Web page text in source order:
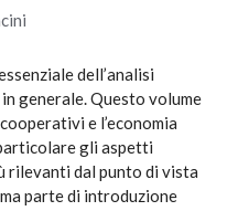
dell’analisi
generale. Questo volume
e l’economia
gli aspetti
rilevanti dal punto di vista
parte di introduzione